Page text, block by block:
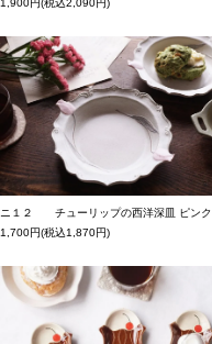
1,900円(税込2,090円)
ニ１２ チューリップの西洋深皿 ピンク
1,700円(税込1,870円)